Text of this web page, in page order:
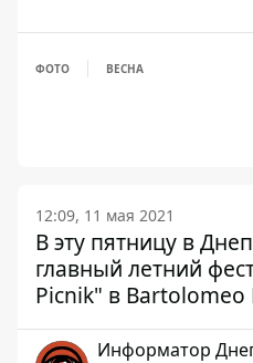
ФОТО ВЕСНА
12:09, 11 мая 2021
В эту пятницу в
главный летний
Picnik" в Bartolomeo
Информатор